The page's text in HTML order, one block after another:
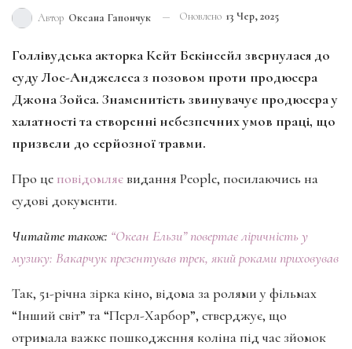
Автор Оксана Гапончук Оновлено 13 Чер, 2025
Голлівудська акторка Кейт Бекінсейл звернулася до
суду Лос-Анджелеса з позовом проти продюсера
Джона Зойса. Знаменитість звинувачує продюсера у
халатності та створенні небезпечних умов праці, що
призвели до серйозної травми.
Про це повідомляєвидання People, посилаючись на
судові документи.
Читайте також: “Океан Ельзи” повертає ліричність у
музику: Вакарчук презентував трек, який роками приховував
Так, 51-річна зірка кіно, відома за ролями у фільмах
“Інший світ” та “Перл-Харбор”, стверджує, що
отримала важке пошкодження коліна під час зйомок